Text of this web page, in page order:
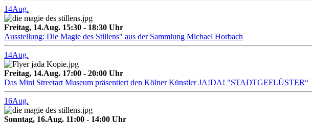
14Aug.
Freitag, 14.Aug. 15:30 - 18:30 Uhr
Ausstellung: Die Magie des Stillens" aus der Sammlung Michael Horbach
14Aug.
Freitag, 14.Aug. 17:00 - 20:00 Uhr
Das Mini Streetart Museum präsentiert den Kölner Künstler JA!DA! "STADTGEFLÜSTER“
16Aug.
Sonntag, 16.Aug. 11:00 - 14:00 Uhr